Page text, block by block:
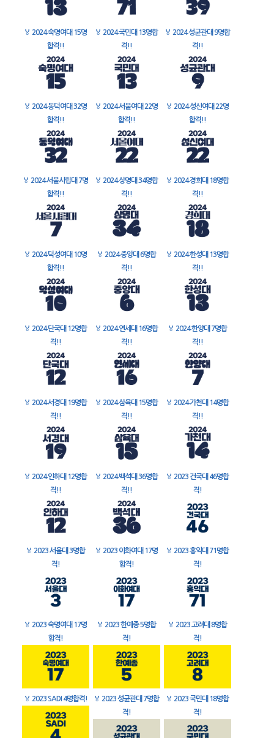
🏅 2024 숙명여대 15명
합격!!
🏅 2024 국민대 13명합
격!!
🏅 2024 성균관대 9명합
격!!
🏅 2024 동덕여대 32명
합격!!
🏅 2024 서울여대 22명
합격!!
🏅 2024 성신여대 22명
합격!!
🏅 2024 서울시립대 7명
합격!!
🏅 2024 상명대 34명합
격!!
🏅 2024 경희대 18명합
격!!
🏅 2024 덕성여대 10명
합격!!
🏅 2024 중앙대 6명합
격!!
🏅 2024 한성대 13명합
격!!
🏅 2024 단국대 12명합
격!!
🏅 2024 연세대 16명합
격!!
🏅 2024 한양대 7명합
격!!
🏅 2024 서경대 19명합
격!!
🏅 2024 삼육대 15명합
격!!
🏅 2024 가천대 14명합
격!!
🏅 2024 인하대 12명합
격!!
🏅 2024 백석대 36명합
격!!
🏅 2023 건국대 46명합
격!
🏅 2023 서울대 3명합
격!
🏅 2023 이화여대 17명
합격!
🏅 2023 홍익대 71명합
격!
🏅 2023 숙명여대 17명
합격!
🏅 2023 한예종 5명합
격!
🏅 2023 고려대 8명합
격!
🏅 2023 SADI 4명합격! 🏅 2023 성균관대 7명합
격!
🏅 2023 국민대 18명합
격!